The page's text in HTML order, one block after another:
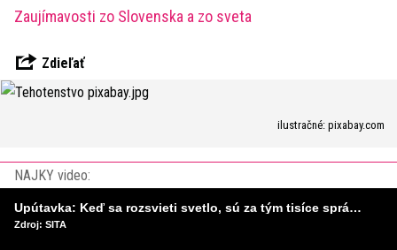
Zaujímavosti zo Slovenska a zo sveta
Zdieľať
ilustračné: pixabay.com
NAJKY video:
Upútavka: Keď sa rozsvieti svetlo, sú za tým tisíce správnych rozhodnutí. Ako vzniká infraštruktúra, ktorú nevnímame?
Zdroj: SITA